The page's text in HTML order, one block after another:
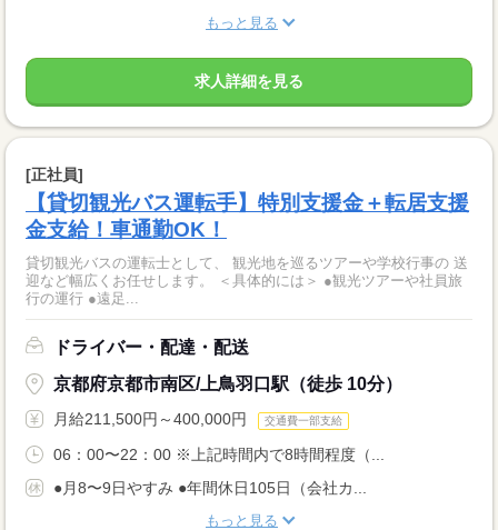
もっと見る
求人詳細を見る
[正社員]
【貸切観光バス運転手】特別支援金＋転居支援
金支給！車通勤OK！
貸切観光バスの運転士として、 観光地を巡るツアーや学校行事の 送
迎など幅広くお任せします。 ＜具体的には＞ ●観光ツアーや社員旅
行の運行 ●遠足...
ドライバー・配達・配送
京都府京都市南区/上鳥羽口駅（徒歩 10分）
月給211,500円～400,000円 交通費一部支給
06：00〜22：00 ※上記時間内で8時間程度（...
●月8〜9日やすみ ●年間休日105日（会社カ...
もっと見る